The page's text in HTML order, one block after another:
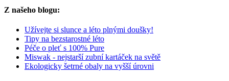
Z našeho blogu:
Užívejte si slunce a léto plnými doušky!
Tipy na bezstarostné léto
Péče o pleť s 100% Pure
Miswak - nejstarší zubní kartáček na světě
Ekologicky šetrné obaly na vyšší úrovni